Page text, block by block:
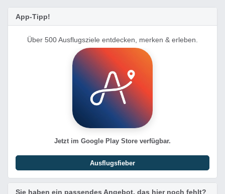
App-Tipp!
Über 500 Ausflugsziele entdecken, merken & erleben.
Jetzt im Google Play Store verfügbar.
Ausflugsfieber
Sie haben ein passendes Angebot, das hier noch fehlt?